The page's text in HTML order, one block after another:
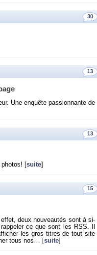
30
13
Une en­quête pas­sion­nante de
13
[ suite
15
effet, deux nou­veau­tés sont à si­
ce que sont les RSS. Il
les gros titres de tout site
tous nos… [suite]